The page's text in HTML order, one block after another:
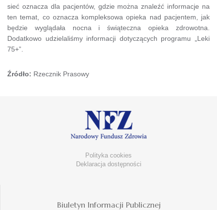
sieć oznacza dla pacjentów, gdzie można znaleźć informacje na
ten temat, co oznacza kompleksowa opieka nad pacjentem, jak
będzie wyglądała nocna i świąteczna opieka zdrowotna.
Dodatkowo udzielaliśmy informacji dotyczących programu „Leki
75+”.
Źródło: Rzecznik Prasowy
Polityka cookies
Deklaracja dostępności
Biuletyn Informacji Publicznej